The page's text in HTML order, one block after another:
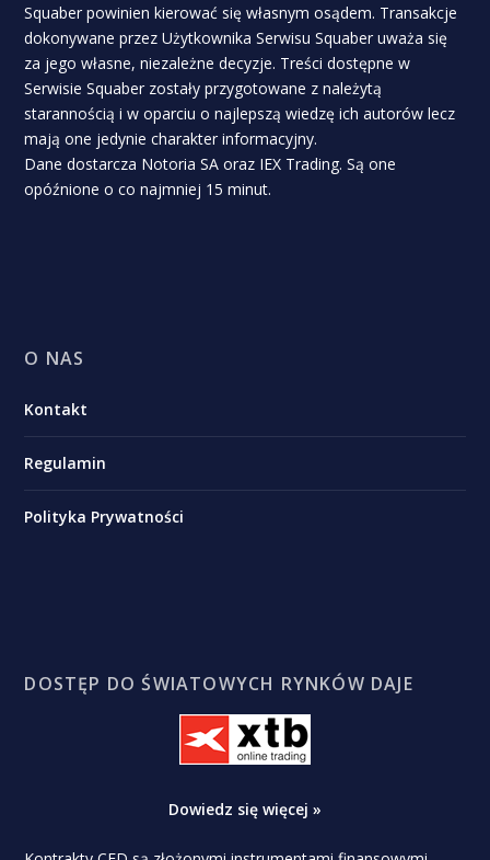
Squaber powinien kierować się własnym osądem. Transakcje
dokonywane przez Użytkownika Serwisu Squaber uważa się
za jego własne, niezależne decyzje. Treści dostępne w
Serwisie Squaber zostały przygotowane z należytą
starannością i w oparciu o najlepszą wiedzę ich autorów lecz
mają one jedynie charakter informacyjny.
Dane dostarcza Notoria SA oraz IEX Trading. Są one
opóźnione o co najmniej 15 minut.
O NAS
Kontakt
Regulamin
Polityka Prywatności
DOSTĘP DO ŚWIATOWYCH RYNKÓW DAJE
Dowiedz się więcej »